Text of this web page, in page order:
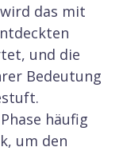
das mit
und die
Bedeutung
häufig
um den